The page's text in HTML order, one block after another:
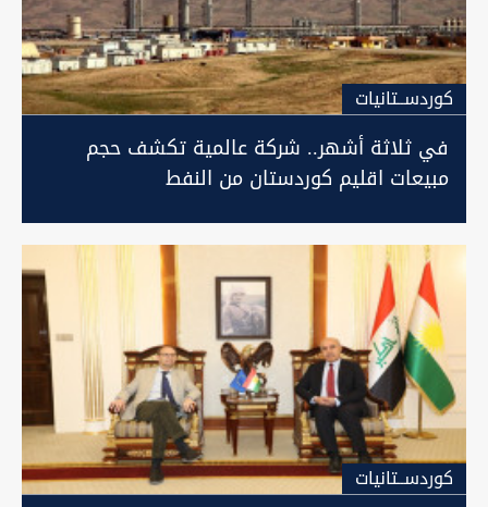
كوردســتانيات
في ثلاثة أشهر.. شركة عالمية تكشف حجم
مبيعات اقليم كوردستان من النفط
كوردســتانيات